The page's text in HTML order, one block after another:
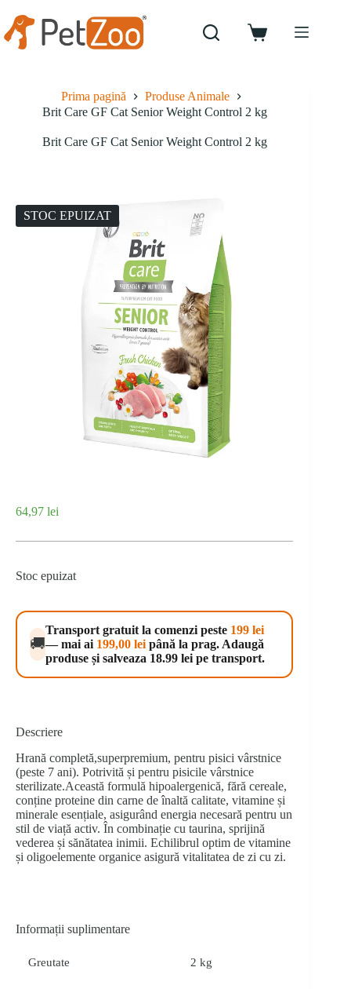
conținut
Coș
Prima pagină
Produse Animale
Brit Care GF Cat Senior Weight Control 2 kg
Brit Care GF Cat Senior Weight Control 2 kg
STOC EPUIZAT
64,97 lei
Stoc epuizat
🚚
Transport gratuit la comenzi peste 199 lei
— mai ai 199,00 lei până la prag. Adaugă
produse și salveaza 18.99 lei pe transport.
Descriere
Hrană completă,superpremium, pentru pisici vârstnice
(peste 7 ani). Potrivită și pentru pisicile vârstnice
sterilizate.Această formulă hipoalergenică, fără cereale,
conține proteine din carne de înaltă calitate, vitamine și
minerale esențiale, asigurând energia necesară pentru un
stil de viață activ. În combinație cu taurina, sprijină
vederea și sănătatea inimii. Echilibrul optim de vitamine
și oligoelemente organice asigură vitalitatea de zi cu zi.
Informații suplimentare
Greutate 2 kg